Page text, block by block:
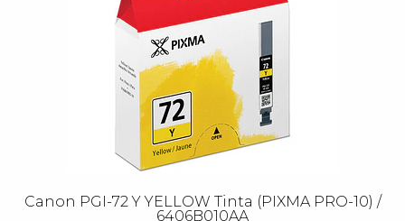
Canon PGI-72 Y YELLOW Tinta (PIXMA PRO-10) /
6406B010AA